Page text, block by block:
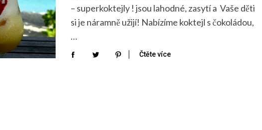
– superkoktejly ! jsou lahodné, zasytí a Vaše děti
si je náramně užijí! Nabízíme koktejl s čokoládou,
…
Čtěte více